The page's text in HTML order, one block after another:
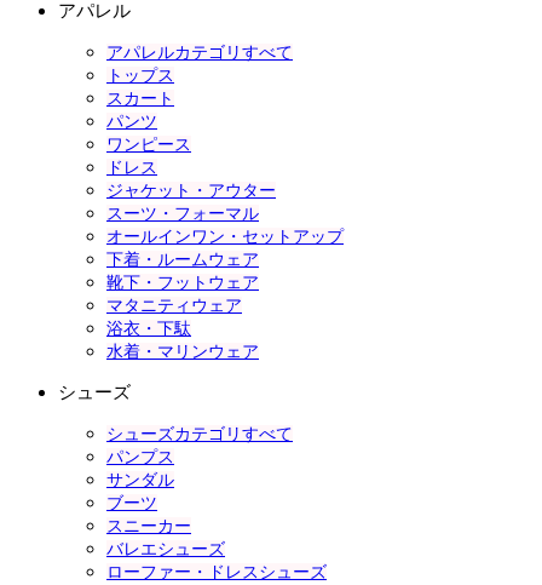
アパレル
アパレルカテゴリすべて
トップス
スカート
パンツ
ワンピース
ドレス
ジャケット・アウター
スーツ・フォーマル
オールインワン・セットアップ
下着・ルームウェア
靴下・フットウェア
マタニティウェア
浴衣・下駄
水着・マリンウェア
シューズ
シューズカテゴリすべて
パンプス
サンダル
ブーツ
スニーカー
バレエシューズ
ローファー・ドレスシューズ